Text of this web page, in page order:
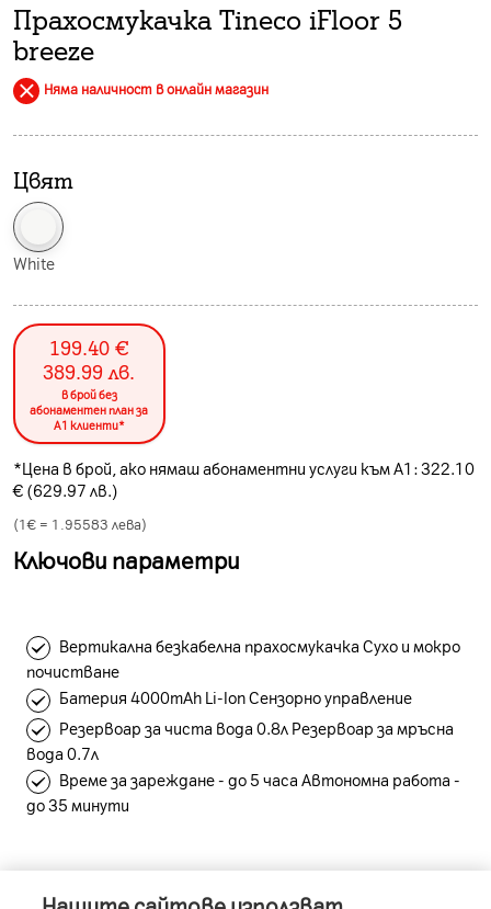
Прахосмукачка Tineco iFloor 5
breeze
Няма наличност в онлайн магазин
Цвят
White
199.40 €
389.99 лв.
в брой без
абонаментен план за
А1 клиенти*
*Цена в брой, ако нямаш абонаментни услуги към А1: 322.10
€ (629.97 лв.)
(1€ = 1.95583 лева)
Ключови параметри
Вертикална безкабелна прахосмукачка Сухо и мокро
почистване
Батерия 4000mAh Li-Ion Сензорно управление
Резервоар за чиста вода 0.8л Резервоар за мръсна
вода 0.7л
Време за зареждане - до 5 часа Автономна работа -
до 35 минути